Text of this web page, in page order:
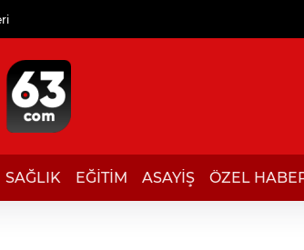
SAĞLIK EĞİTİM ASAYİŞ ÖZEL